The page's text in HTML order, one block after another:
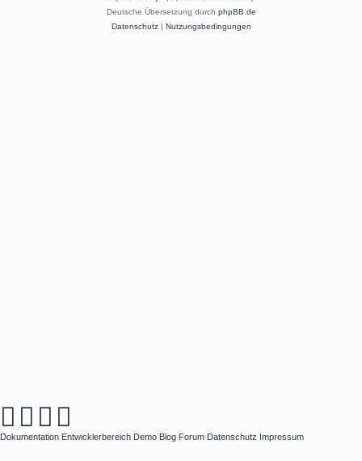
Deutsche Übersetzung durch phpBB.de
Datenschutz| Nutzungsbedingungen
Dokumentation Entwicklerbereich Demo Blog Forum Datenschutz Impressum